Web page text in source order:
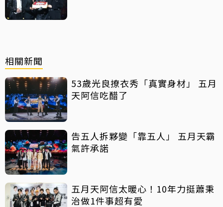
相關新聞
53歲光良撩衣秀「真實身材」 五月
天阿信吃醋了
告五人拆夥變「靠五人」 五月天霸
氣許承諾
五月天阿信太暖心！10年力挺蕭秉
治做1件事超有愛